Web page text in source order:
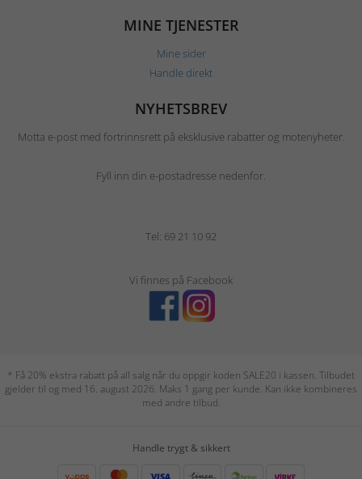
MINE TJENESTER
Mine sider
Handle direkt
NYHETSBREV
Motta e-post med fortrinnsrett på eksklusive rabatter og motenyheter.
Fyll inn din e-postadresse nedenfor.
Tel: 69 21 10 92
Vi finnes på Facebook
* Få 20% ekstra rabatt på all salg når du oppgir koden SALE20 i kassen. Tilbudet
gjelder til og med 16. august 2026. Maks 1 gang per kunde. Kan ikke kombineres
med andre tilbud.
Handle trygt & sikkert